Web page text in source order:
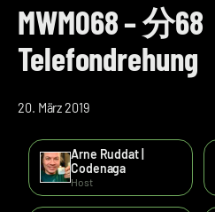
MWM068 – 分68
Telefondrehung
20. März 2019
Arne Ruddat |
Codenaga
Host